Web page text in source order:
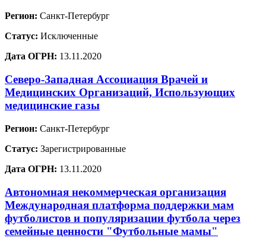
Регион: Санкт-Петербург
Статус: Исключенные
Дата ОГРН: 13.11.2020
Северо-Западная Ассоциация Врачей и
Медицинских Организаций, Использующих
медицинские газы
Регион: Санкт-Петербург
Статус: Зарегистрированные
Дата ОГРН: 13.11.2020
Автономная некоммерческая организация
Международная платформа поддержки мам
футболистов и популяризации футбола через
семейные ценности "Футбольные мамы"